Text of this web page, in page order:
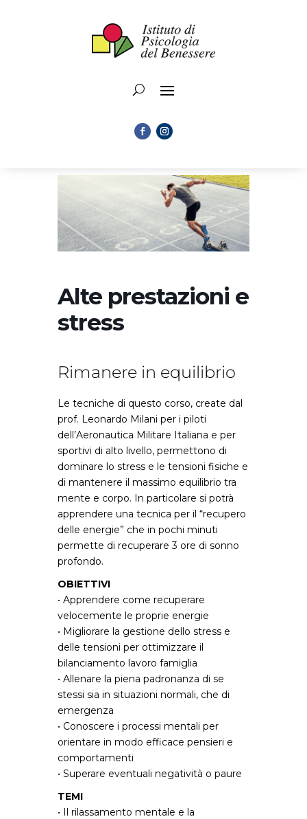
Alte prestazioni e
stress
Rimanere in equilibrio
Le tecniche di questo corso, create dal
prof. Leonardo Milani per i piloti
dell’Aeronautica Militare Italiana e per
sportivi di alto livello, permettono di
dominare lo stress e le tensioni fisiche e
di mantenere il massimo equilibrio tra
mente e corpo. In particolare si potrà
apprendere una tecnica per il “recupero
delle energie” che in pochi minuti
permette di recuperare 3 ore di sonno
profondo.
OBIETTIVI
• Apprendere come recuperare
velocemente le proprie energie
• Migliorare la gestione dello stress e
delle tensioni per ottimizzare il
bilanciamento lavoro famiglia
• Allenare la piena padronanza di se
stessi sia in situazioni normali, che di
emergenza
• Conoscere i processi mentali per
orientare in modo efficace pensieri e
comportamenti
• Superare eventuali negatività o paure
TEMI
• Il rilassamento mentale e la